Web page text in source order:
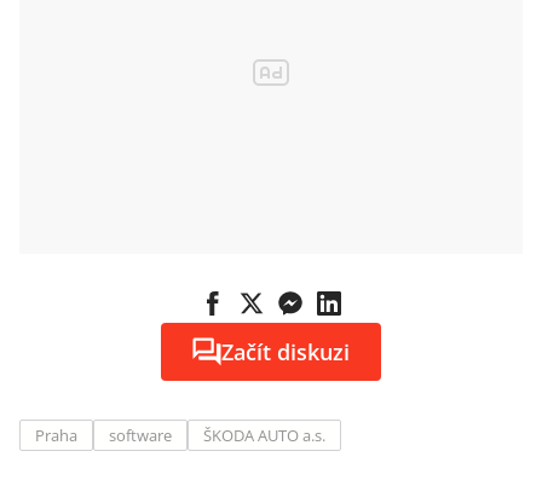
Začít diskuzi
Praha software ŠKODA AUTO a.s.